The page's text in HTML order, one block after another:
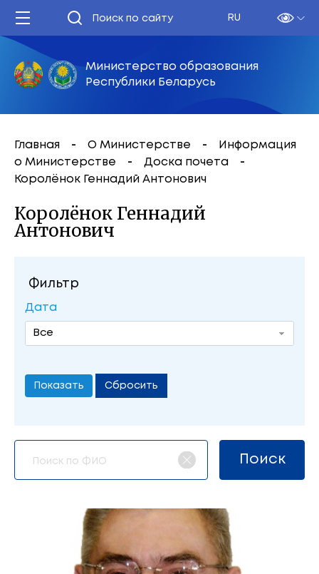
RU
Министерство образования
Республики Беларусь
Главная О Министерстве
Информация
о Министерстве
Доска почета
Королёнок Геннадий Антонович
Королёнок Геннадий
Антонович
Фильтр
Дата
Все
Сбросить